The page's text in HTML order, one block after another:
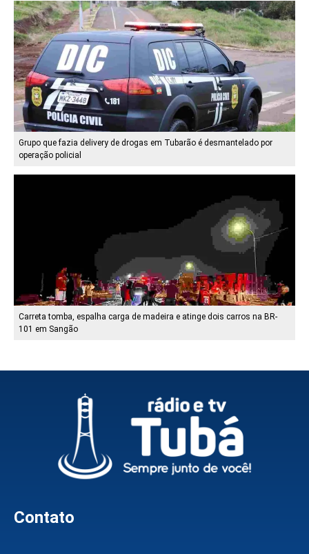
Grupo que fazia delivery de drogas em Tubarão é desmantelado por
operação policial
Carreta tomba, espalha carga de madeira e atinge dois carros na BR-
101 em Sangão
Contato